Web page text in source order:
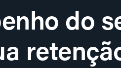
do